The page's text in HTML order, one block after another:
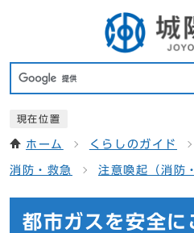
現在位置
ホーム くらしのガイド
消防・救急 注意喚起（消防
都市ガスを安全に